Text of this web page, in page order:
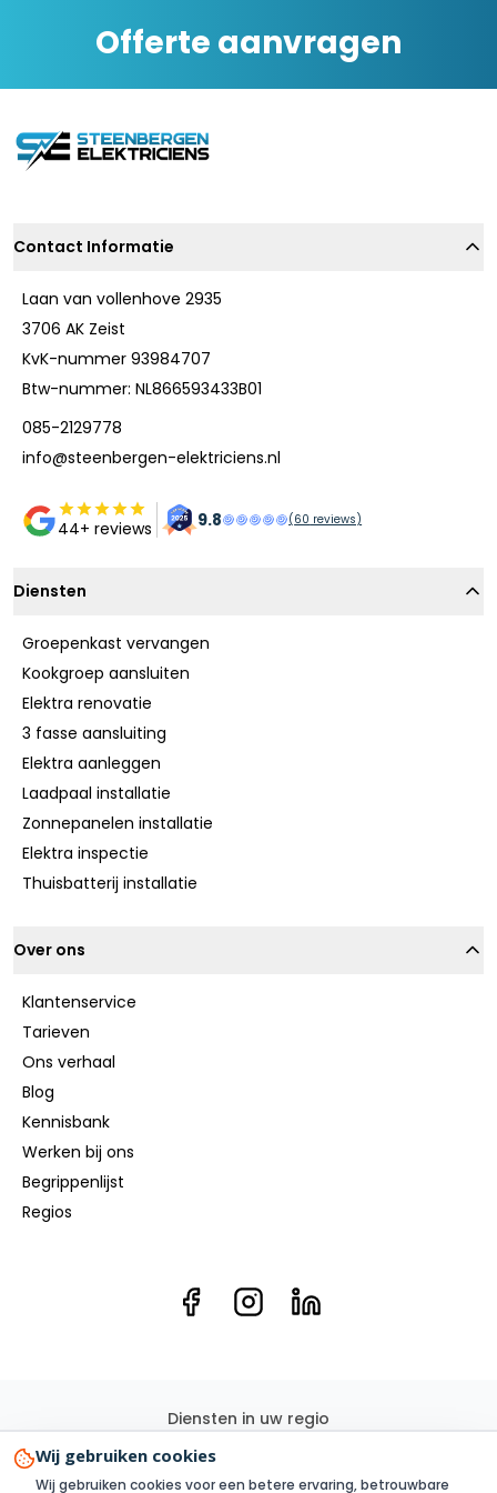
Wij gebruiken cookies
Wij gebruiken cookies voor een betere ervaring, betrouwbare
Offerte aanvragen
Contact Informatie
Laan van vollenhove 2935
3706 AK Zeist
KvK-nummer 93984707
Btw-nummer: NL866593433B01
085-2129778
info@steenbergen-elektriciens.nl
44+ reviews 9.8 (60 reviews)
Diensten
Groepenkast vervangen
Kookgroep aansluiten
Elektra renovatie
3 fasse aansluiting
Elektra aanleggen
Laadpaal installatie
Zonnepanelen installatie
Elektra inspectie
Thuisbatterij installatie
Over ons
Klantenservice
Tarieven
Ons verhaal
Blog
Kennisbank
Werken bij ons
Begrippenlijst
Regios
Diensten in uw regio
ElektricienGroepenkast
3 FaseElektra aanleggenLaadpaalZonnepanelen